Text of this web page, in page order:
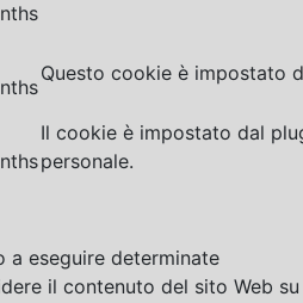
Questo cookie è impostato
Il cookie è impostato dal
personale.
a eseguire determinate
il contenuto del sito Web su